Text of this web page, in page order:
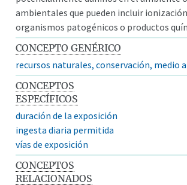
ambientales que pueden incluir
organismos patogénicos o productos
CONCEPTO GENÉRICO
recursos naturales, conservación, medio
CONCEPTOS
ESPECÍFICOS
duración de la exposición
ingesta diaria permitida
vías de exposición
CONCEPTOS
RELACIONADOS